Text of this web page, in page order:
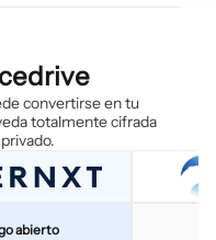
convertirse en tu
totalmente cifrada
abierto